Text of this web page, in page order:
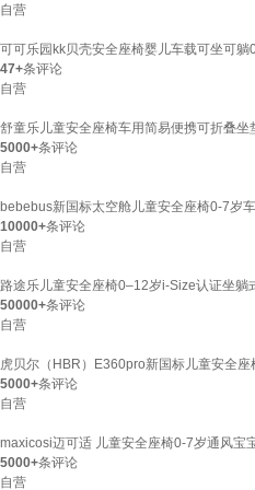
自营
可可乐园kk贝壳安全座椅婴儿车载可坐可
47+条评论
自营
舒童乐儿童安全座椅车用简易便携可折叠
5000+条评论
自营
bebebus新国标太空舱儿童安全座椅0-7岁
10000+条评论
自营
路途乐儿童安全座椅0–12岁i-Size认证坐躺
50000+条评论
自营
虎贝尔（HBR）E360pro新国标儿童安全
5000+条评论
自营
maxicosi迈可适 儿童安全座椅0-7岁通风宝
5000+条评论
自营